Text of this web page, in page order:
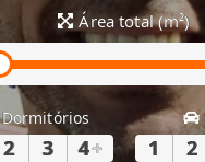
Área total (m²)
Dormitórios
2 3 4+ 1 2